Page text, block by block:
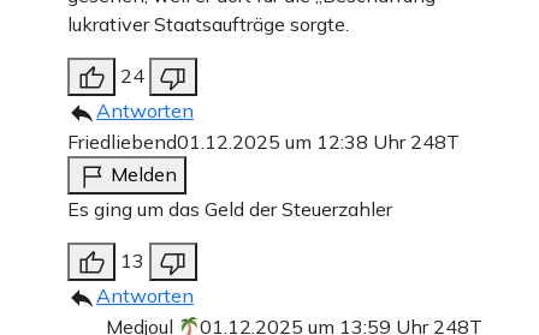
lukrativer Staatsaufträge sorgte.
24
Antworten
Friedliebend01.12.2025 um 12:38 Uhr 248T
Melden
Es ging um das Geld der Steuerzahler
13
Antworten
Medjoul
01.12.2025 um 13:59 Uhr 248T